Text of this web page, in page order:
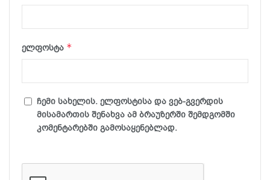
ელფოსტა *
ჩემი სახელის. ელფოსტისა და ვებ-გვერდის
მისამართის შენახვა ამ ბრაუზერში შემდგომში
კომენტარებში გამოსაყენებლად.